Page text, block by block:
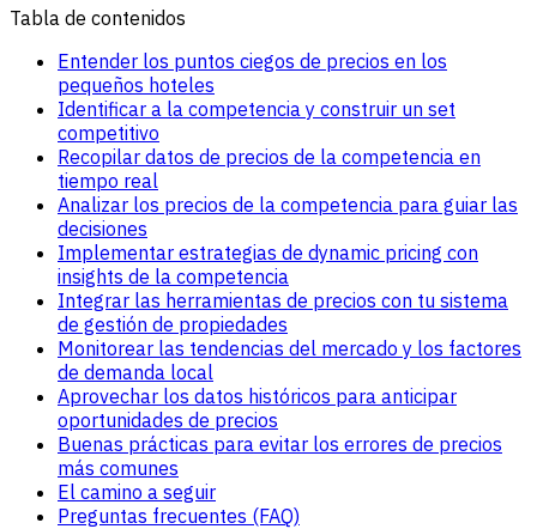
Tabla de contenidos
Entender los puntos ciegos de precios en los
pequeños hoteles
Identificar a la competencia y construir un set
competitivo
Recopilar datos de precios de la competencia en
tiempo real
Analizar los precios de la competencia para guiar las
decisiones
Implementar estrategias de dynamic pricing con
insights de la competencia
Integrar las herramientas de precios con tu sistema
de gestión de propiedades
Monitorear las tendencias del mercado y los factores
de demanda local
Aprovechar los datos históricos para anticipar
oportunidades de precios
Buenas prácticas para evitar los errores de precios
más comunes
El camino a seguir
Preguntas frecuentes (FAQ)